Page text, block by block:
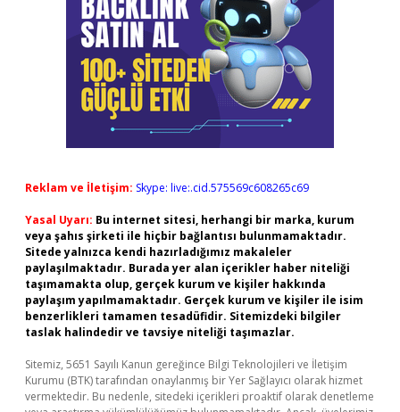
Reklam ve İletişim: Skype: live:.cid.575569c608265c69
Yasal Uyarı: Bu internet sitesi, herhangi bir marka, kurum
veya şahıs şirketi ile hiçbir bağlantısı bulunmamaktadır.
Sitede yalnızca kendi hazırladığımız makaleler
paylaşılmaktadır. Burada yer alan içerikler haber niteliği
taşımamakta olup, gerçek kurum ve kişiler hakkında
paylaşım yapılmamaktadır. Gerçek kurum ve kişiler ile isim
benzerlikleri tamamen tesadüfidir. Sitemizdeki bilgiler
taslak halindedir ve tavsiye niteliği taşımazlar.
Sitemiz, 5651 Sayılı Kanun gereğince Bilgi Teknolojileri ve İletişim
Kurumu (BTK) tarafından onaylanmış bir Yer Sağlayıcı olarak hizmet
vermektedir. Bu nedenle, sitedeki içerikleri proaktif olarak denetleme